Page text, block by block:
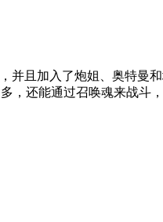
并且加入了炮姐、奥特曼
，还能通过召唤魂来战斗，